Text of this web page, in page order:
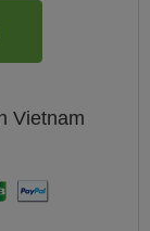
Vietnam